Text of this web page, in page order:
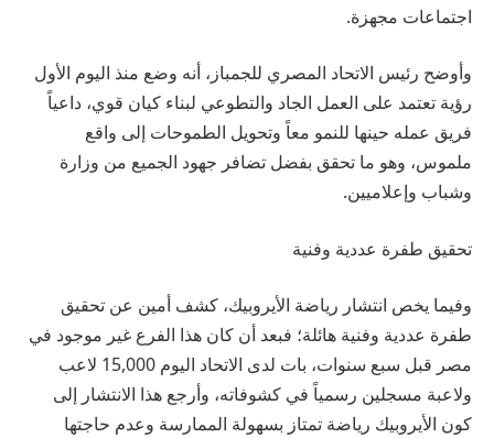
اجتماعات مجهزة.
وأوضح رئيس الاتحاد المصري للجمباز، أنه وضع منذ اليوم الأول
رؤية تعتمد على العمل الجاد والتطوعي لبناء كيان قوي، داعياً
فريق عمله حينها للنمو معاً وتحويل الطموحات إلى واقع
ملموس، وهو ما تحقق بفضل تضافر جهود الجميع من وزارة
وشباب وإعلاميين.
تحقيق طفرة عددية وفنية
وفيما يخص انتشار رياضة الأيروبيك، كشف أمين عن تحقيق
طفرة عددية وفنية هائلة؛ فبعد أن كان هذا الفرع غير موجود في
مصر قبل سبع سنوات، بات لدى الاتحاد اليوم 15,000 لاعب
ولاعبة مسجلين رسمياً في كشوفاته، وأرجع هذا الانتشار إلى
كون الأيروبيك رياضة تمتاز بسهولة الممارسة وعدم حاجتها